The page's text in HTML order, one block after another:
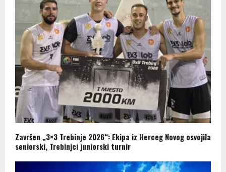
Završen „3×3 Trebinje 2026“: Ekipa iz Herceg Novog osvojila
seniorski, Trebinjci juniorski turnir